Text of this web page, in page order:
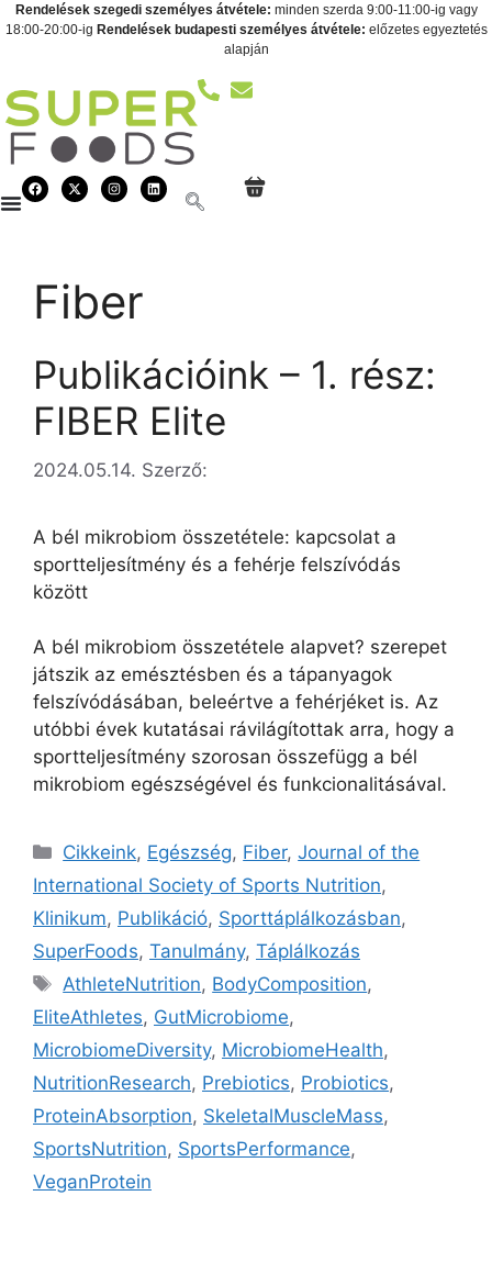
Rendelések szegedi személyes átvétele: minden szerda 9:00-11:00-ig vagy
18:00-20:00-ig Rendelések budapesti személyes átvétele: előzetes egyeztetés
alapján
Fiber
Publikációink – 1. rész:
FIBER Elite
2024.05.14. Szerző:
A bél mikrobiom összetétele: kapcsolat a
sportteljesítmény és a fehérje felszívódás
között
A bél mikrobiom összetétele alapvet? szerepet
játszik az emésztésben és a tápanyagok
felszívódásában, beleértve a fehérjéket is. Az
utóbbi évek kutatásai rávilágítottak arra, hogy a
sportteljesítmény szorosan összefügg a bél
mikrobiom egészségével és funkcionalitásával.
Cikkeink, Egészség, Fiber,Journal of the
International Society of Sports Nutrition,
Klinikum, Publikáció, Sporttáplálkozásban,
SuperFoods, Tanulmány, Táplálkozás
AthleteNutrition, BodyComposition,
EliteAthletes, GutMicrobiome,
MicrobiomeDiversity, MicrobiomeHealth,
NutritionResearch, Prebiotics, Probiotics,
ProteinAbsorption, SkeletalMuscleMass,
SportsNutrition, SportsPerformance,
VeganProtein